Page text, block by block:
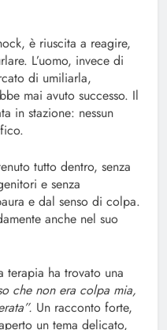
è riuscita a reagire,
L’uomo, invece di
di umiliarla,
mai avuto successo. Il
in stazione: nessun
tutto dentro, senza
e senza
e dal senso di colpa.
anche nel suo
ha trovato una
che non era colpa mia,
Un racconto forte,
un tema delicato,